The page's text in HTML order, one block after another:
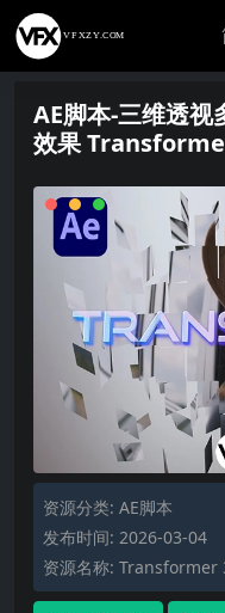
AE脚本-三维透视
效果
资源分类: AE脚本
发布时间: 2026-03-04
资源名称: Transformer